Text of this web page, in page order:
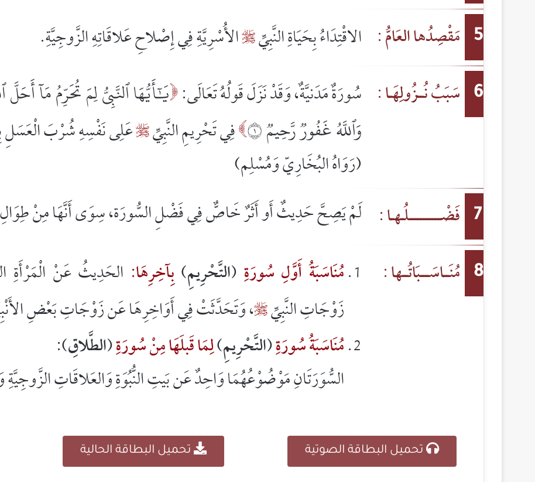
5 مَقْصِدُها العَامُّ : الاقْتِدَاءُ بِحَيَاةِ النَّبِيِّالأُسْرِيَّةِ فِي إِصْلاحِ عَلاقَاتِهِ الزَّوجِيَّةِ.
6 سَبَبُ نُــزُولِهَـا : سُورَةٌ مَدَنيَّةٌ، وَقَدْ نَزَلَ قَولُهُ تَعَالَى: يَٰٓأَيُّهَا ٱلنَّبِيُّ لِمَ تُحَرِّمُ مَآ
وَٱللَّهُ غَفُورٞ رَّحِيمٞ ١
فِي تَحْرِيمِ النَّبِيِّعَلِى نَفْسِهِ شُرْبَ
(رَوَاهُ البُخَارِيّ وَمُسْلِم)
7 فَضْـــــــــــلُـهـا : لَمْ يَصِحَّ حَدِيثٌ أَو أَثَرٌ خَاصٌّ فِي فَضْلِ السُّورَة، سِوَى أَنَّهَا مِنْ
8 مُنَــاسَـــبَاتُــها : مُنَاسَبَةُ أَوَّلِ سُورَةِ (التَّحْرِيمِ)بِآخِرِهَا: الحَدِيثُ عَنْ الْمَرْأَةِ
زَوْجَاتِ النَّبِيِّ، وَتَحَدَّثَتْ فِي أَوَاخِرِهَا عَن زَوْجَاتِ بَعْضِ
مُنَاسَبَةُ سُورَةِ(التَّحْرِيمِ)لِمَا قَبلَهَا مِنْ سُورَةِ(الطَّلاقِ):
السُّوَرَتَانِ مَوْضُوْعُهُمَا وَاحِدٌ عَن بَيتِ النُّبُوَةِ وَالعَلاقَاتِ
تحميل البطاقة الصوتية تحميل البطاقة الحالية